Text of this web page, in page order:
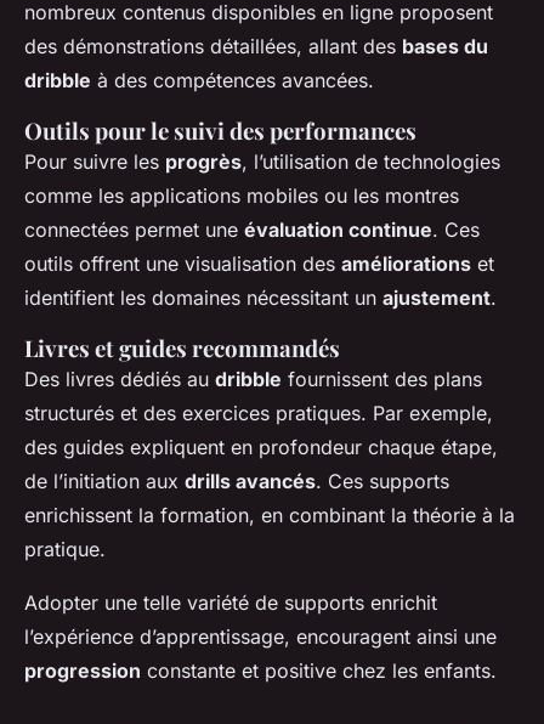
nombreux contenus disponibles en ligne proposent
des démonstrations détaillées, allant des bases du
dribble à des compétences avancées.
Outils pour le suivi des performances
Pour suivre les progrès, l’utilisation de technologies
comme les applications mobiles ou les montres
connectées permet une évaluation continue. Ces
outils offrent une visualisation des améliorations et
identifient les domaines nécessitant un ajustement.
Livres et guides recommandés
Des livres dédiés au dribble fournissent des plans
structurés et des exercices pratiques. Par exemple,
des guides expliquent en profondeur chaque étape,
de l’initiation aux drills avancés. Ces supports
enrichissent la formation, en combinant la théorie à la
pratique.
Adopter une telle variété de supports enrichit
l’expérience d’apprentissage, encouragent ainsi une
progression constante et positive chez les enfants.